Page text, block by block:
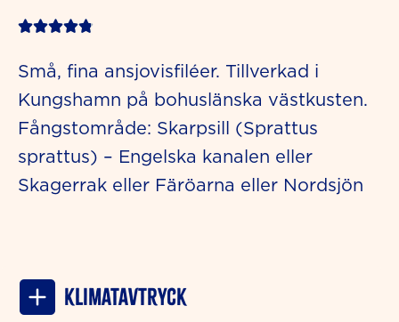

out
of
5
Små, fina ansjovisfiléer. Tillverkad i
Kungshamn på bohuslänska västkusten.
Fångstområde: Skarpsill (Sprattus
sprattus) – Engelska kanalen eller
Skagerrak eller Färöarna eller Nordsjön
Klimatavtryck